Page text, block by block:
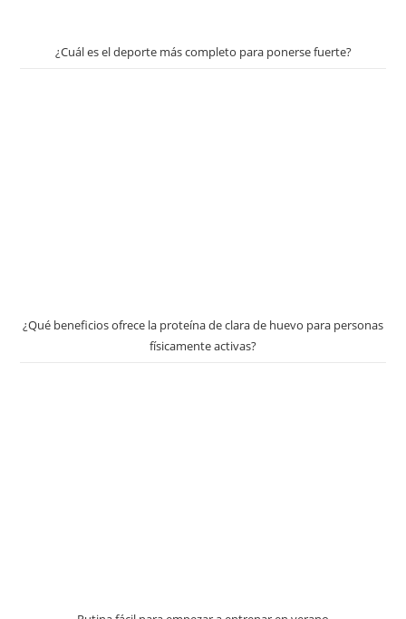
¿Cuál es el deporte más completo para ponerse fuerte?
¿Qué beneficios ofrece la proteína de clara de huevo para personas
físicamente activas?